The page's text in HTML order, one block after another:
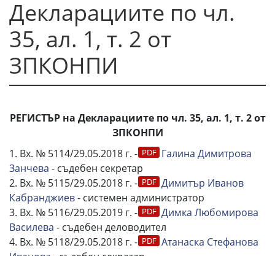
Декларациите по чл.
35, ал. 1, т. 2 от
ЗПКОНПИ
РЕГИСТЪР на Декларациите по чл. 35, ал. 1, т. 2 от
ЗПКОНПИ
1. Вх. № 5114/29.05.2018 г. -
Галина Димитрова
Занчева - съдебен секретар
2. Вх. № 5115/29.05.2018 г. -
Димитър Иванов
Кабранджиев- системен администратор
3. Вх. № 5116/29.05.2019 г. -
Димка Любомирова
Василева - съдебен деловодител
4. Вх. № 5118/29.05.2018 г. -
Атанаска Стефанова